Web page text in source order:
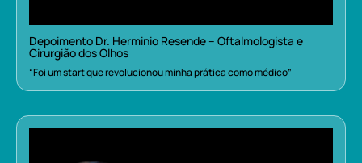
Depoimento Dr. Herminio Resende – Oftalmologista e
Cirurgião dos Olhos
“Foi um start que revolucionou minha prática como médico”